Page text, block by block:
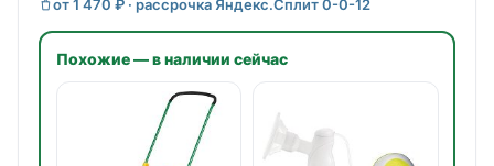
от 1 470 ₽ · рассрочка Яндекс.Сплит 0-0-12
Похожие — в наличии сейчас